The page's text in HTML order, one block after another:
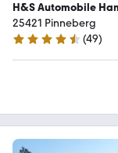
H&S Automobile
25421 Pinneberg
4.6 Sterne
(49)